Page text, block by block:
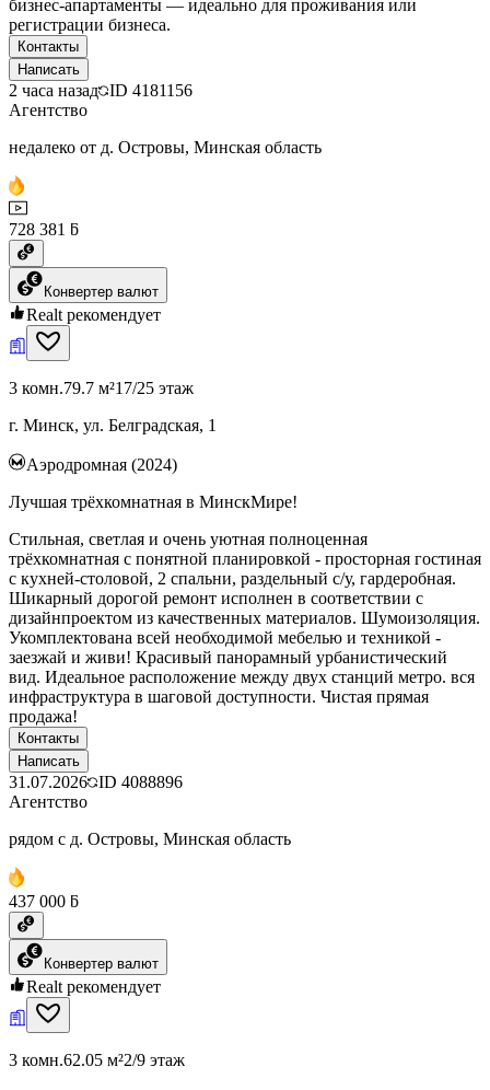
бизнес-апартаменты — идеально для проживания или
регистрации бизнеса.
Контакты
Написать
2 часа назад ID 4181156
Агентство
недалеко от д. Островы, Минская область
728 381 ƃ
Конвертер валют
Realt рекомендует
3 комн.79.7 м²17/25 этаж
г. Минск, ул. Белградская, 1
Аэродромная (2024)
Лучшая трёхкомнатная в МинскМире!
Стильная, светлая и очень уютная полноценная
трёхкомнатная с понятной планировкой - просторная гостиная
с кухней-столовой, 2 спальни, раздельный с/у, гардеробная.
Шикарный дорогой ремонт исполнен в соответствии с
дизайнпроектом из качественных материалов. Шумоизоляция.
Укомплектована всей необходимой мебелью и техникой -
заезжай и живи! Красивый панорамный урбанистический
вид. Идеальное расположение между двух станций метро. вся
инфраструктура в шаговой доступности. Чистая прямая
продажа!
Контакты
Написать
31.07.2026 ID 4088896
Агентство
рядом с д. Островы, Минская область
437 000 ƃ
Конвертер валют
Realt рекомендует
3 комн.62.05 м²2/9 этаж